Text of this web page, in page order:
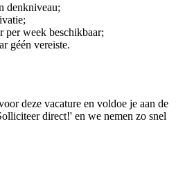
denkniveau;
per week beschikbaar;
géén vereiste.
deze vacature en voldoe je aan de
direct!' en we nemen zo snel